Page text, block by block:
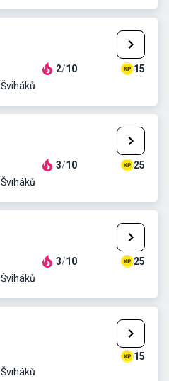
2/10
15
Šviháků
3/10
25
Šviháků
3/10
25
Šviháků
15
Šviháků